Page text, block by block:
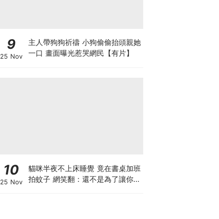
9
25 Nov
主人帶狗狗祈禱 小狗偷偷抬頭親她
一口 畫面曝光惹哭網民【有片】
10
25 Nov
貓咪半夜不上床睡覺 竟在書桌加班
拍蚊子 網笑翻：還不是為了讓你睡